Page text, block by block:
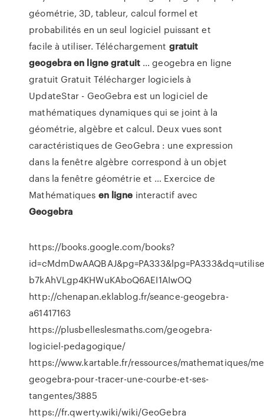
géométrie, 3D, tableur, calcul formel et
probabilités en un seul logiciel puissant et
facile à utiliser. Téléchargement gratuit
geogebraen lignegratuit... geogebra en ligne
gratuit Gratuit Télécharger logiciels à
UpdateStar - GeoGebra est un logiciel de
mathématiques dynamiques qui se joint à la
géométrie, algèbre et calcul. Deux vues sont
caractéristiques de GeoGebra : une expression
dans la fenêtre algèbre correspond à un objet
dans la fenêtre géométrie et … Exercice de
Mathématiques en ligne interactif avec
Geogebra
https://books.google.com/books?
b7kAhVLgp4KHWuKAboQ6AEI1AIwOQ
http://chenapan.eklablog.fr/seance-geogebra-
a61417163
https://plusbelleslesmaths.com/geogebra-
logiciel-pedagogique/
https://www.kartable.fr/ressources/mathematiques/
geogebra-pour-tracer-une-courbe-et-ses-
tangentes/3885
https://fr.qwerty.wiki/wiki/GeoGebra